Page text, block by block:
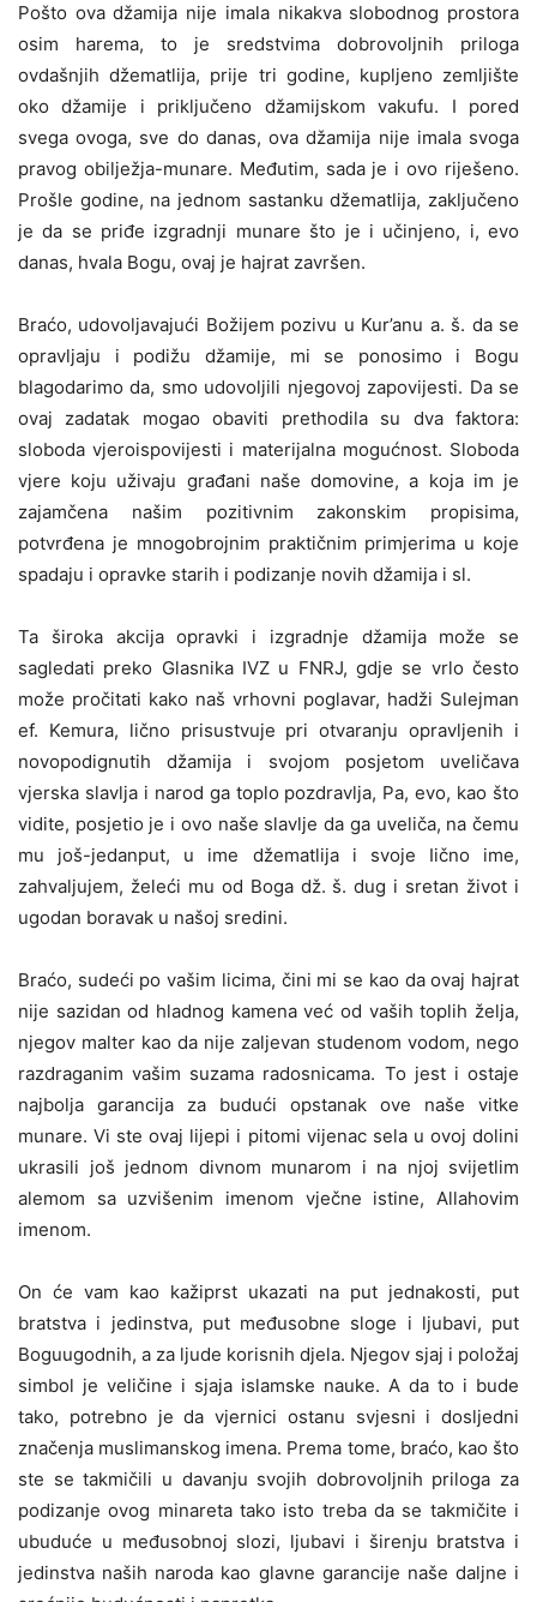
Pošto ova džamija nije imala nikakva slobodnog prostora
osim harema, to je sredstvima dobrovoljnih priloga
ovdašnjih džematlija, prije tri godine, kupljeno zemljište
oko džamije i priključeno džamijskom vakufu. I pored
svega ovoga, sve do danas, ova džamija nije imala svoga
pravog obilježja-munare. Međutim, sada je i ovo riješeno.
Prošle godine, na jednom sastanku džematlija, zaključeno
je da se priđe izgradnji munare što je i učinjeno, i, evo
danas, hvala Bogu, ovaj je hajrat završen.
Braćo, udovoljavajući Božijem pozivu u Kur’anu a. š. da se
opravljaju i podižu džamije, mi se ponosimo i Bogu
blagodarimo da, smo udovoljili njegovoj zapovijesti. Da se
ovaj zadatak mogao obaviti prethodila su dva faktora:
sloboda vjeroispovijesti i materijalna mogućnost. Sloboda
vjere koju uživaju građani naše domovine, a koja im je
zajamčena našim pozitivnim zakonskim propisima,
potvrđena je mnogobrojnim praktičnim primjerima u koje
spadaju i opravke starih i podizanje novih džamija i sl.
Ta široka akcija opravki i izgradnje džamija može se
sagledati preko Glasnika IVZ u FNRJ, gdje se vrlo često
može pročitati kako naš vrhovni poglavar, hadži Sulejman
ef. Kemura, lično prisustvuje pri otvaranju opravljenih i
novopodignutih džamija i svojom posjetom uveličava
vjerska slavlja i narod ga toplo pozdravlja, Pa, evo, kao što
vidite, posjetio je i ovo naše slavlje da ga uveliča, na čemu
mu još-jedanput, u ime džematlija i svoje Iično ime,
zahvaljujem, želeći mu od Boga dž. š. dug i sretan život i
ugodan boravak u našoj sredini.
Braćo, sudeći po vašim licima, čini mi se kao da ovaj hajrat
nije sazidan od hladnog kamena već od vaših toplih želja,
njegov malter kao da nije zaljevan studenom vodom, nego
razdraganim vašim suzama radosnicama. To jest i ostaje
najbolja garancija za budući opstanak ove naše vitke
munare. Vi ste ovaj lijepi i pitomi vijenac sela u ovoj dolini
ukrasili još jednom divnom munarom i na njoj svijetlim
alemom sa uzvišenim imenom vječne istine, Allahovim
imenom.
On će vam kao kažiprst ukazati na put jednakosti, put
bratstva i jedinstva, put međusobne sloge i ljubavi, put
Boguugodnih, a za ljude korisnih djela. Njegov sjaj i položaj
simbol je veličine i sjaja islamske nauke. A da to i bude
tako, potrebno je da vjernici ostanu svjesni i dosljedni
značenja muslimanskog imena. Prema tome, braćo, kao što
ste se takmičili u davanju svojih dobrovoljnih priloga za
podizanje ovog minareta tako isto treba da se takmičite i
ubuduće u međusobnoj slozi, ljubavi i širenju bratstva i
jedinstva naših naroda kao glavne garancije naše daljne i